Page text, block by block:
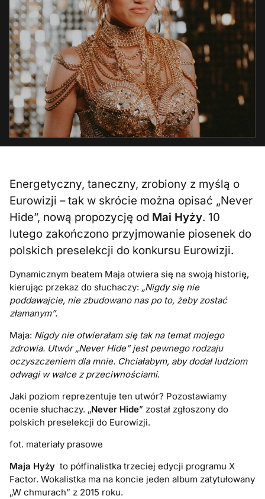
Energetyczny, taneczny, zrobiony z myślą o
Eurowizji – tak w skrócie można opisać „Never
Hide”, nową propozycję od Mai Hyży. 10
lutego zakończono przyjmowanie piosenek do
polskich preselekcji do konkursu Eurowizji.
Dynamicznym beatem Maja otwiera się na swoją historię,
kierując przekaz do słuchaczy: „Nigdy się nie
poddawajcie, nie zbudowano nas po to, żeby zostać
złamanym”.
Maja: Nigdy nie otwierałam się tak na temat mojego
zdrowia. Utwór „Never Hide” jest pewnego rodzaju
oczyszczeniem dla mnie. Chciałabym, aby dodał ludziom
odwagi w walce z przeciwnościami.
Jaki poziom reprezentuje ten utwór? Pozostawiamy
ocenie słuchaczy. „Never Hide” został zgłoszony do
polskich preselekcji do Eurowizji.
fot. materiały prasowe
Maja Hyży to półfinalistka trzeciej edycji programu X
Factor. Wokalistka ma na koncie jeden album zatytułowany
„W chmurach” z 2015 roku.